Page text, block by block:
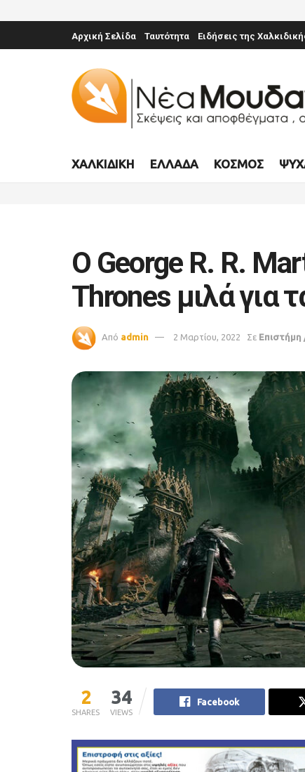
Αρχική Σελίδα Ταυτότητα Ειδήσεις της
ΧΑΛΚΙΔΙΚΉ ΕΛΛΆΔΑ ΚΌΣΜΟΣ
Ο George R. R.
Thrones μιλά για
Από admin 2 Μαρτίου, 2022 Σε Επιστήμη
2
SHARES
34
VIEWS
Facebook